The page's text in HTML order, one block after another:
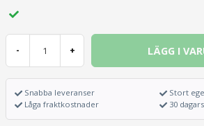
- + LÄGG I
Snabba leveranser
Låga fraktkostnader
Stort
30